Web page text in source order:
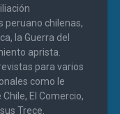
peruano chilenas,
la Guerra del
aprista.
para varios
como le
El Comercio,
Trece.